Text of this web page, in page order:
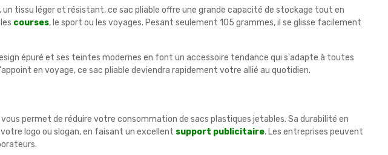
tissu léger et résistant, ce sac pliable offre une grande capacité de stockage tout en
courses, le sport ou les voyages. Pesant seulement 105 grammes, il se glisse facilement
épuré et ses teintes modernes en font un accessoire tendance qui s'adapte à toutes
en voyage, ce sac pliable deviendra rapidement votre allié au quotidien.
permet de réduire votre consommation de sacs plastiques jetables. Sa durabilité en
logo ou slogan, en faisant un excellent support publicitaire. Les entreprises peuvent